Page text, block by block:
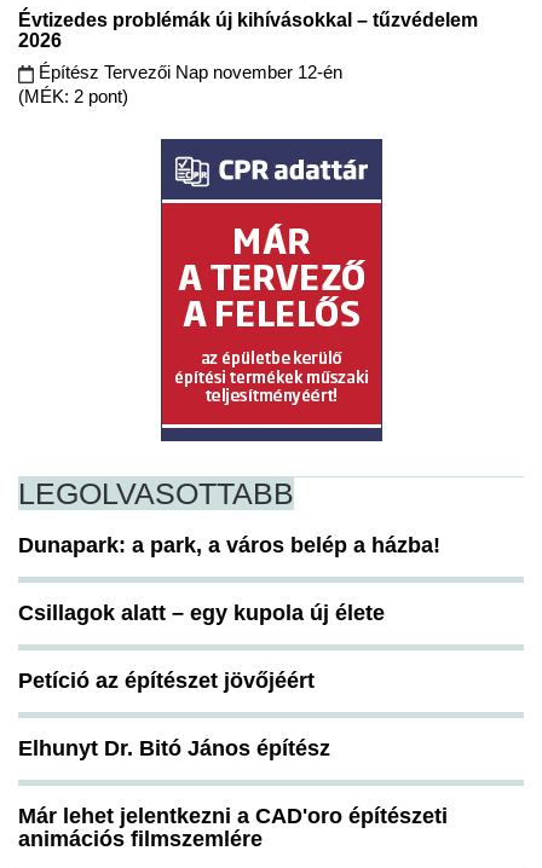
Évtizedes problémák új kihívásokkal – tűzvédelem
2026
Építész Tervezői Nap november 12-én
(MÉK: 2 pont)
LEGOLVASOTTABB
Dunapark: a park, a város belép a házba!
Csillagok alatt – egy kupola új élete
Petíció az építészet jövőjéért
Elhunyt Dr. Bitó János építész
Már lehet jelentkezni a CAD'oro építészeti
animációs filmszemlére